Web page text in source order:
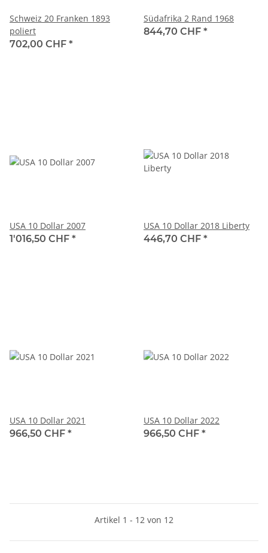
Schweiz 20 Franken 1893
poliert
702,00 CHF *
Südafrika 2 Rand 1968
844,70 CHF *
USA 10 Dollar 2007
1'016,50 CHF *
USA 10 Dollar 2018 Liberty
446,70 CHF *
USA 10 Dollar 2021
966,50 CHF *
USA 10 Dollar 2022
966,50 CHF *
Artikel 1 - 12 von 12